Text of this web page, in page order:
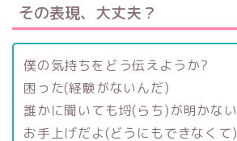
その表現、大丈夫？
僕の気持ちをどう伝えようか?
困った(経験がないんだ)
誰かに聞いても埒(らち)が明かない
お手上げだよ(どうにもできなくて)